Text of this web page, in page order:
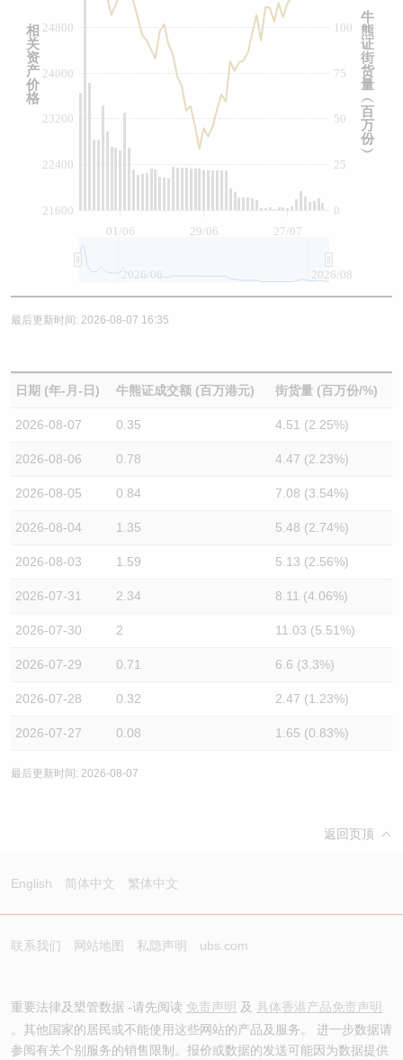
01/06 29/06 27/07
0
25
50
75
100
21600
22400
23200
24000
24800
2026/06 2026/08
牛
熊
证
街
货
量
︵
百
万
份
︶
相
关
资
产
价
格
最后更新时间: 2026-08-07 16:35
日期 (年-月-日) 牛熊证成交额 (百万港元) 街货量 (百万份/%)
2026-08-07 0.35 4.51 (2.25%)
2026-08-06 0.78 4.47 (2.23%)
2026-08-05 0.84 7.08 (3.54%)
2026-08-04 1.35 5.48 (2.74%)
2026-08-03 1.59 5.13 (2.56%)
2026-07-31 2.34 8.11 (4.06%)
2026-07-30 2 11.03 (5.51%)
2026-07-29 0.71 6.6 (3.3%)
2026-07-28 0.32 2.47 (1.23%)
2026-07-27 0.08 1.65 (0.83%)
最后更新时间: 2026-08-07
返回页顶
English 简体中文 繁体中文
联系我们 网站地图 私隐声明 ubs.com
重要法律及槼管数据 -请先阅读 免责声明 及 具体香港产品免责声明
。其他国家的居民或不能使用这些网站的产品及服务。 进一步数据请
参阅有关个别服务的销售限制。报价或数据的发送可能因为数据提供
牛熊证文件及公告
牛熊证文件及公告 (瑞信)
收市竞价变化